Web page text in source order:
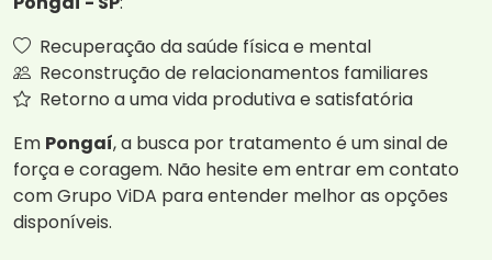
Recuperação da saúde física e mental
Reconstrução de relacionamentos familiares
Retorno a uma vida produtiva e satisfatória
Em Pongaí, a busca por tratamento é um sinal de
força e coragem. Não hesite em entrar em contato
com Grupo ViDA para entender melhor as opções
disponíveis.